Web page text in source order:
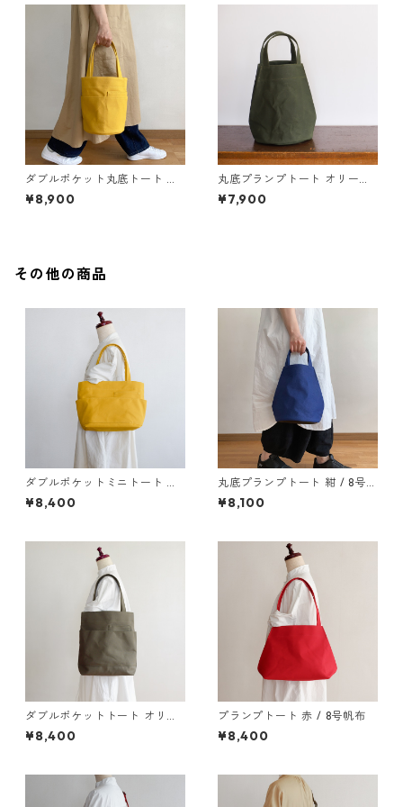
ダブルポケット丸底トート カ
ラシ / 8号帆布
¥8,900
丸底プランプトート オリーブ
ドラブ / 10号パラフィン帆布
¥7,900
その他の商品
ダブルポケットミニトート カ
ラシ / 8号帆布
¥8,400
丸底プランプトート 紺 / 8号帆
布
¥8,100
ダブルポケットトート オリー
ブ /8号帆布
¥8,400
プランプトート 赤 / 8号帆布
¥8,400